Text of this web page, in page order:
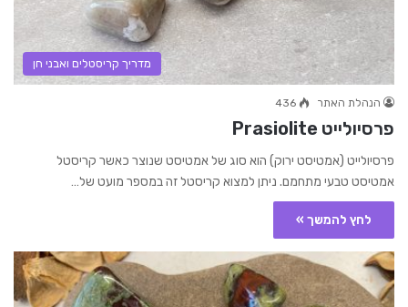
מדריך קריסטלים ואבני חן
הנהלת האתר 436
פרסיולייט Prasiolite
פרסיולייט (אמטיסט ירוק) הוא סוג של אמטיסט שנוצר כאשר קריסטל
אמטיסט טבעי מתחמם. ניתן למצוא קריסטל זה במספר מועט של…
לחץ להמשך »